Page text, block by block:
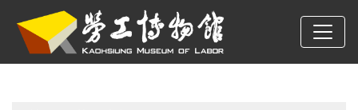
跳到主要內容
高雄市勞工博物館
網頁導覽